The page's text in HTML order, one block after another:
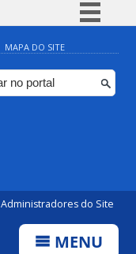
Simplifique!
Comunica BR
Participe
MAPA DO SITE
Administradores do Site
MENU